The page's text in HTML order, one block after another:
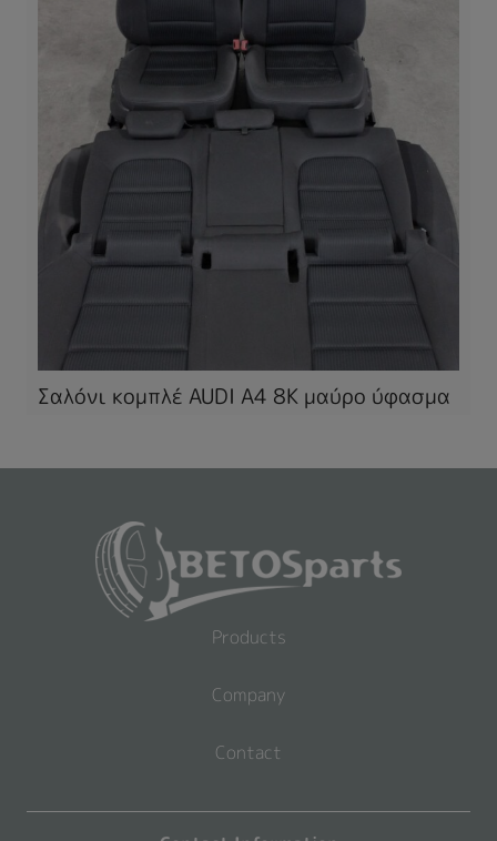
Σαλόνι κομπλέ AUDI A4 8K μαύρο ύφασμα
Products
Company
Contact